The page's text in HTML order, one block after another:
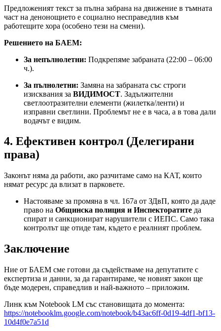
Предложеният текст за пълна забрана на движение в тъмната
част на денонощието е социално несправедлив към
работещите хора (особено тези на смени).
Решението на БАЕМ:
За непълнолетни: Подкрепяме забраната (22:00 – 06:00
ч.).
За пълнолетни: Замяна на забраната със строги
изисквания за ВИДИМОСТ. Задължителни
светлоотразителни елементи (жилетка/ленти) и
изправни светлини. Проблемът не е в часа, а в това дали
водачът е видим.
4. Ефективен контрол (Делегирани
права)
Законът няма да работи, ако разчитаме само на КАТ, които
нямат ресурс да влизат в парковете.
Настояваме за промяна в чл. 167а от ЗДвП, която да даде
право на Общинска полиция и Инспекторатите да
спират и санкционират нарушители с ИЕПС. Само така
контролът ще отиде там, където е реалният проблем.
Заключение
Ние от БАЕМ сме готови да съдействаме на депутатите с
експертиза и данни, за да гарантираме, че новият закон ще
бъде модерен, справедлив и най-важното – приложим.
Линк към Notebook LM със становищата до момента:
https://notebooklm.google.com/notebook/b43ac6ff-0d19-4df1-bf13-
10d4f0e7a51d